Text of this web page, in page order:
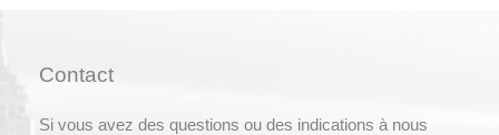
Contact
Si vous avez des questions ou des indications à nous